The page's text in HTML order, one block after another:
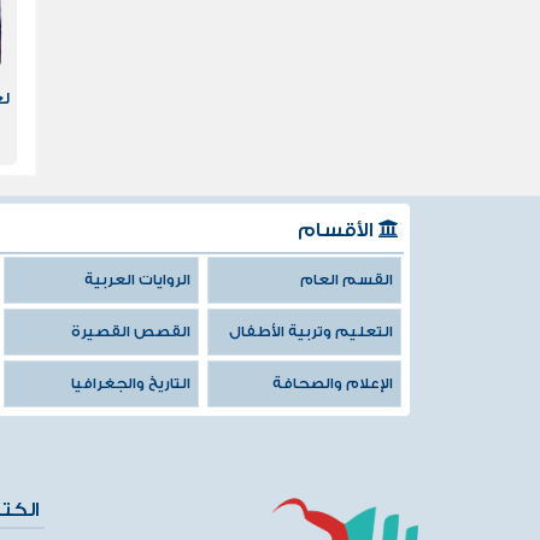
الأقسام
القسم العام الروايات العربية
التعليم وتربية الأطفال القصص القصيرة
الإعلام والصحافة التاريخ والجغرافيا